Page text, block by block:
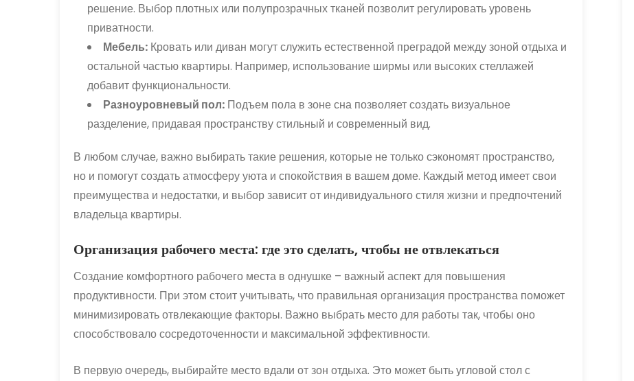
решение. Выбор плотных или полупрозрачных тканей позволит регулировать уровень
приватности.
Мебель: Кровать или диван могут служить естественной преградой между зоной отдыха и
остальной частью квартиры. Например, использование ширмы или высоких стеллажей
добавит функциональности.
Разноуровневый пол: Подъем пола в зоне сна позволяет создать визуальное
разделение, придавая пространству стильный и современный вид.
В любом случае, важно выбирать такие решения, которые не только сэкономят пространство,
но и помогут создать атмосферу уюта и спокойствия в вашем доме. Каждый метод имеет свои
преимущества и недостатки, и выбор зависит от индивидуального стиля жизни и предпочтений
владельца квартиры.
Организация рабочего места: где это сделать, чтобы не отвлекаться
Создание комфортного рабочего места в однушке – важный аспект для повышения
продуктивности. При этом стоит учитывать, что правильная организация пространства поможет
минимизировать отвлекающие факторы. Важно выбрать место для работы так, чтобы оно
способствовало сосредоточенности и максимальной эффективности.
В первую очередь, выбирайте место вдали от зон отдыха. Это может быть угловой стол с